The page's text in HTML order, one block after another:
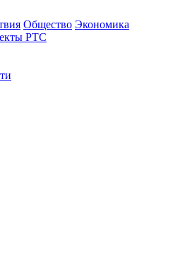
Общество Экономика
РТС